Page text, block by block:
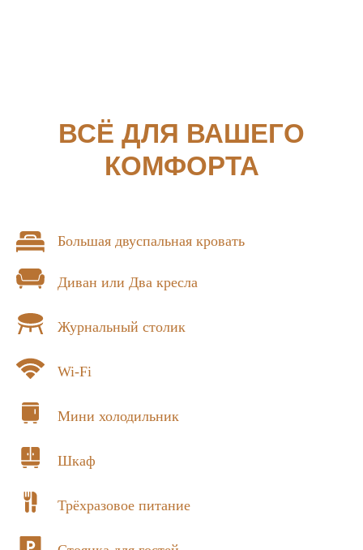
ВСЁ ДЛЯ ВАШЕГО
КОМФОРТА
Большая двуспальная кровать
Диван или Два кресла
Журнальный столик
Wi-Fi
Мини холодильник
Шкаф
Трёхразовое питание
ДРУГИЕ НОМЕРА